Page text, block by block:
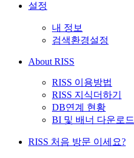
설정
내 정보
검색환경설정
About RISS
RISS 이용방법
RISS 지식더하기
DB연계 현황
BI 및 배너 다운로드
RISS 처음 방문 이세요?